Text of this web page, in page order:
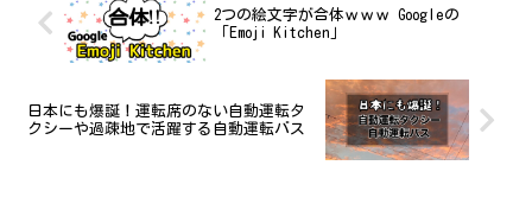
2つの絵文字が合体ｗｗｗ Googleの
「Emoji Kitchen」
日本にも爆誕！運転席のない自動運転タ
クシーや過疎地で活躍する自動運転バス